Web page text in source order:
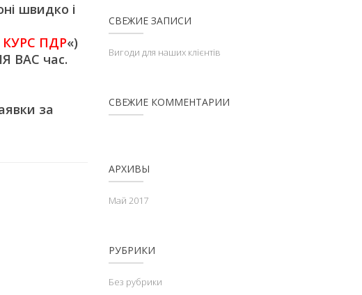
швидко і
ПДР«)
ВАС час.
за
СВЕЖИЕ ЗАПИСИ
Вигоди для наших клієнтів
СВЕЖИЕ КОММЕНТАРИИ
АРХИВЫ
Май 2017
РУБРИКИ
Без рубрики